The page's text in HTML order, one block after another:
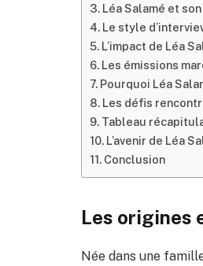
Léa Salamé et
Le style
L’impact de Léa
Les émissions
Pourquoi Léa
Les défis
Tableau
L’avenir de Léa
Conclusion
Les origines
Née dans une